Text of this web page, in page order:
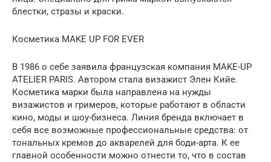
блестки, стразы и краски.
Косметика MAKE UP FOR EVER
В 1986 о себе заявила французская компания MAKE-UP
ATELIER PARIS. Автором стала визажист Элен Кийе.
Косметика марки была направлена на нужды
визажистов и гримеров, которые работают в области
кино, моды и шоу-бизнеса. Линия бренда включает в
себя все возможные профессиональные средства: от
тональных кремов до акварелей для боди-арта. К ее
главной особенности можно отнести то, что в состав